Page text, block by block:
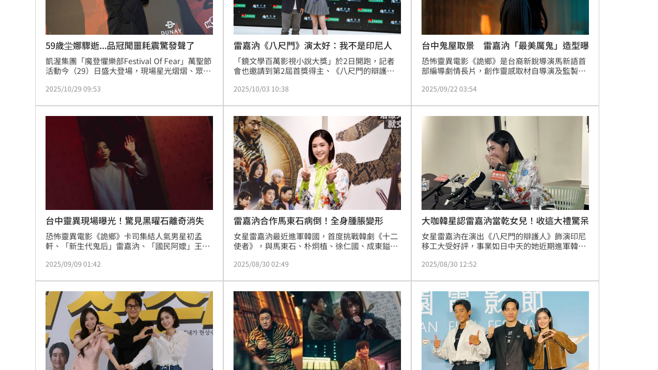
59歲坣娜驟逝...品冠聞噩耗震驚發聲了
凱渥集團「魔登懼樂部Festival Of Fear」萬聖節
活動今（29）日盛大登場，現場星光熠熠、眾星
冠、張榕容、王心恬、林辰唏、雷嘉汭、盧以
及F.F.O成員陳至琦。
2025/10/29 09:53
雷嘉汭《八尺門》演太好：我不是印尼人
「鏡文學百萬影視小說大獎」於2日開跑，記者
會也邀請到第2屆首獎得主、《八尺門的辯護
汭同台，象徵每一個原創故事都有走向國際舞台
2025/10/03 10:38
台中鬼屋取景 雷嘉汭「最美厲鬼」造型曝
恐怖靈異電影《詭鄉》是台裔新銳導演馬新語首
部編導劇情長片，創作靈感取材自導演及監製陳
「新生代鬼后」雷嘉汭、「國民阿嬤」王滿嬌、
景於當地鬧鬼房屋，拍攝過程詭譎異常。
2025/09/22 03:54
台中靈異現場曝光！驚見黑曜石離奇消失
恐怖靈異電影《詭鄉》卡司集結人氣男星初孟
軒、「新生代鬼后」雷嘉汭、「國民阿嬤」王滿
攝，更大膽實地取景於當地鬧鬼房屋，拍攝過程
戲，戲裡努力投入真感情，愛得纏綿悱惻，不過
因為兩人太熟像兄妹，本該唯美談情的時刻，幕
後卻忍不住爆笑NG更私下互虧，展現好交情跟
好默契。記者林汝珊
2025/09/09 01:42
雷嘉汭合作馬東石病倒！全身腫脹變形
女星雷嘉汭最近進軍韓國，首度挑戰韓劇《十二
使者》，與馬東石、朴炯植、徐仁國、成東鎰等
得。談到這段跨國拍攝經歷，她首度坦承壓力龐
腫起來，一天要吃到3顆抗組織胺才能壓下病
情。趙浩雲
2025/08/30 02:49
大咖韓星認雷嘉汭當乾女兒！收這大禮驚呆
女星雷嘉汭在演出《八尺門的辯護人》飾演印尼
移工大受好評，事業如日中天的她近期進軍韓
咖男星等人一起演出韓劇《十二使者》，並於今
滴，她對馬東石與成東鎰充滿感謝，自爆馬東石
私下有反差萌，戲外的馬東石仍然有隊長特質。
趙浩雲
2025/08/30 12:52